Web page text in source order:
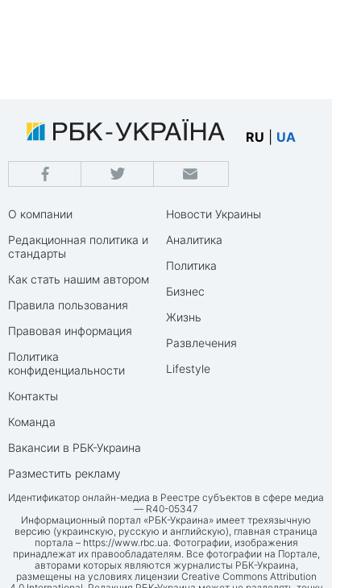
RU UA
О компании
Редакционная политика и
стандарты
Как стать нашим автором
Правила пользования
Правовая информация
Политика
конфиденциальности
Контакты
Команда
Вакансии в РБК-Украина
Разместить рекламу
Новости Украины
Аналитика
Политика
Бизнес
Жизнь
Развлечения
Lifestyle
Идентификатор онлайн-медиа в Реестре субъектов в сфере медиа
— R40-05347
Информационный портал «РБК-Украина» имеет трехязычную
версию (украинскую, русскую и английскую), главная страница
портала – https://www.rbc.ua. Фотографии, изображения
принадлежат их правообладателям. Все фотографии на Портале,
авторами которых являются журналисты РБК-Украина,
размещены на условиях лицензии Creative Commons Attribution